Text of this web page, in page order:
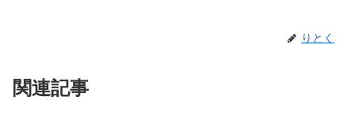
りとく
関連記事